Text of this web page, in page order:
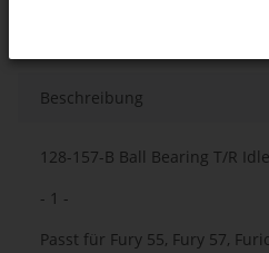
Beschreibung
128-157-B Ball Bearing T/R
- 1 -
Passt für Fury 55, Fury 57,